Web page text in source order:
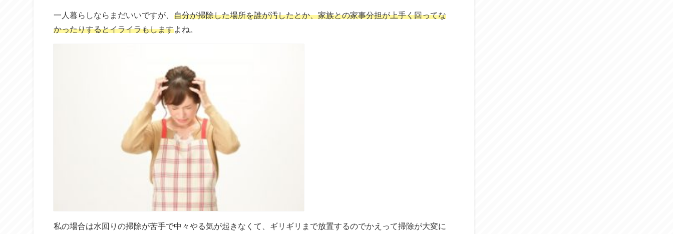
一人暮らしならまだいいですが、自分が掃除した場所を誰が汚したとか、家族との家事分担が上手く回ってな
かったりするとイライラもします よね。
私の場合は水回りの掃除が苦手で中々やる気が起きなくて、ギリギリまで放置するのでかえって掃除が大変に